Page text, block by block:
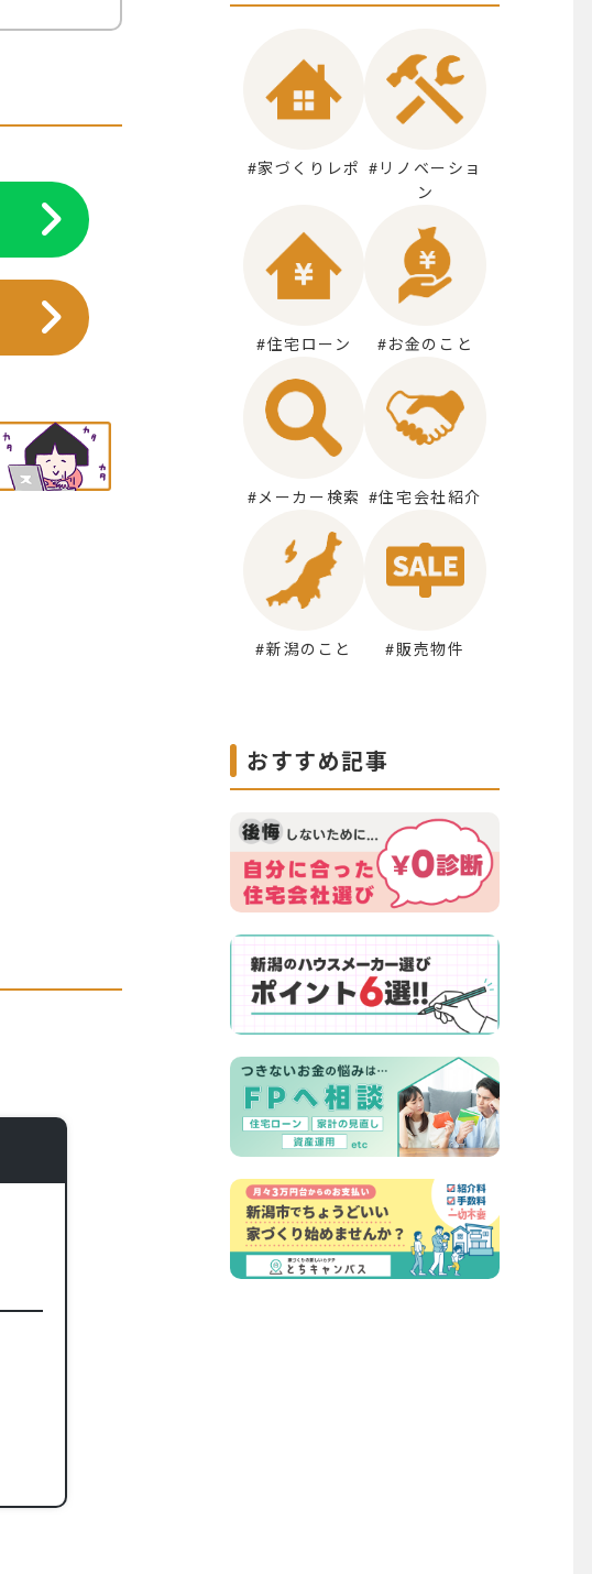
#家づくりレポ #リノベーショ
ン
#住宅ローン #お金のこと
#メーカー検索 #住宅会社紹介
#新潟のこと #販売物件
おすすめ記事